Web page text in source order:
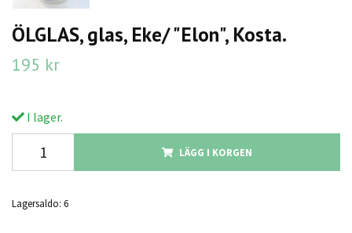
ÖLGLAS, glas, Eke/ "Elon", Kosta.
195 kr
I lager.
LÄGG I KORGEN
Lagersaldo: 6